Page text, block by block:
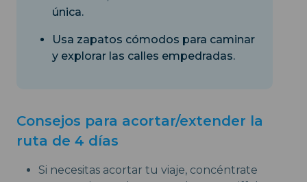
única.
Usa zapatos cómodos para caminar
y explorar las calles empedradas.
Consejos para acortar/extender la
ruta de 4 días
Si necesitas acortar tu viaje, concéntrate